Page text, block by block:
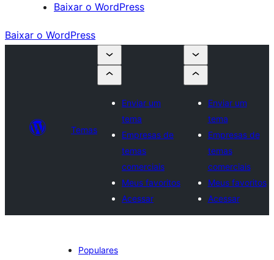
Baixar o WordPress
Baixar o WordPress
Temas
Enviar um
tema
Empresas de
temas
comerciais
Meus favoritos
Acessar
Enviar um
tema
Empresas de
temas
comerciais
Meus favoritos
Acessar
Populares